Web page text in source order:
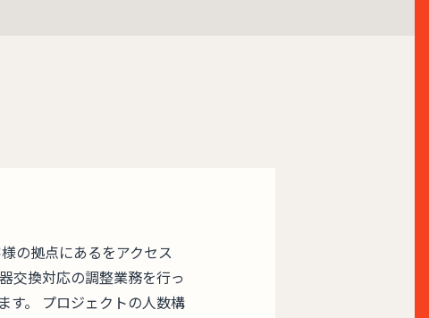
の拠点にあるをアクセス
交換対応の調整業務を行っ
す。 プロジェクトの人数構